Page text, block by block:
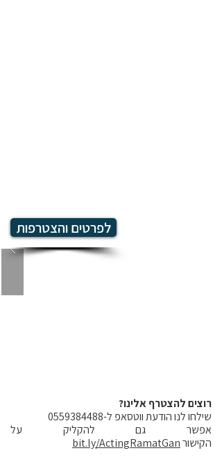
לפרטים והצטרפות
רוצים להצטרף אלינו?
שילחו לנו הודעת ווטסאפ ל-0559384488
אפשר גם להקליק על
הקישורbit.ly/ActingRamatGan